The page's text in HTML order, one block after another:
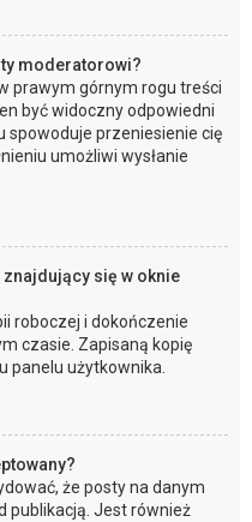
moderatorowi?
prawym górnym rogu treści
być widoczny odpowiedni
spowoduje przeniesienie cię
umożliwi wysłanie
znajdujący się w oknie
roboczej i dokończenie
czasie. Zapisaną kopię
panelu użytkownika.
że posty na danym
publikacją. Jest również